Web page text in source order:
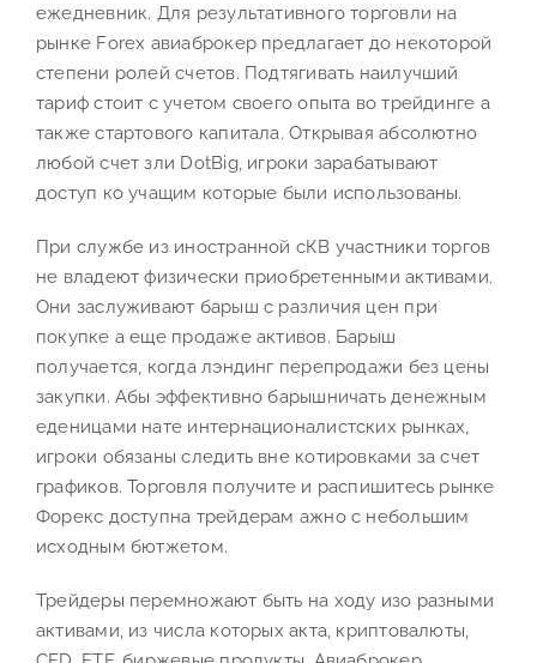
ежедневник. Для результативного торговли на
рынке Forex авиаброкер предлагает до некоторой
степени ролей счетов. Подтягивать наилучший
тариф стоит с учетом своего опыта во трейдинге а
также стартового капитала. Открывая абсолютно
любой счет зли DotBig, игроки зарабатывают
доступ ко учащим которые были использованы.
При службе из иностранной сКВ участники торгов
не владеют физически приобретенными активами.
Они заслуживают барыш с различия цен при
покупке а еще продаже активов. Барыш
получается, когда лэндинг перепродажи без цены
закупки. Абы эффективно барышничать денежным
еденицами нате интернационалистских рынках,
игроки обязаны следить вне котировками за счет
графиков. Торговля получите и распишитесь рынке
Форекс доступна трейдерам ажно с небольшим
исходным бютжетом.
Трейдеры перемножают быть на ходу изо разными
активами, из числа которых акта, криптовалюты,